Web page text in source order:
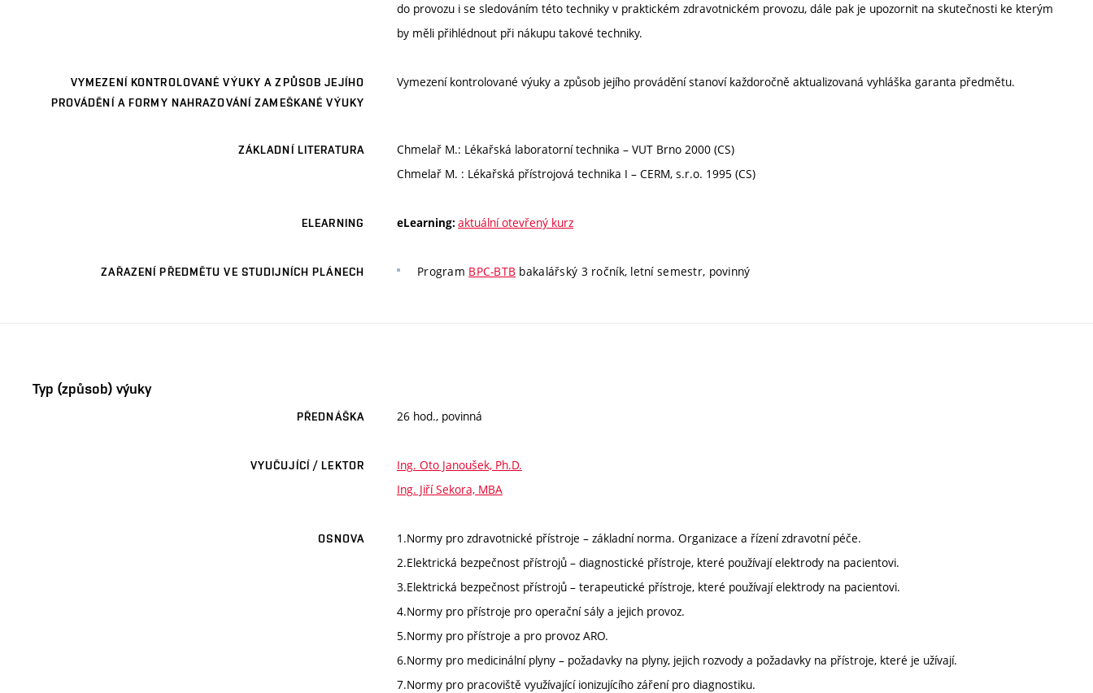
do provozu i se sledováním této techniky v praktickém zdravotnickém provozu, dále pak je upozornit na skutečnosti ke kterým
by měli přihlédnout při nákupu takové techniky.
VYMEZENÍ KONTROLOVANÉ VÝUKY A ZPŮSOB JEJÍHO
PROVÁDĚNÍ A FORMY NAHRAZOVÁNÍ ZAMEŠKANÉ VÝUKY
Vymezení kontrolované výuky a způsob jejího provádění stanoví každoročně aktualizovaná vyhláška garanta předmětu.
ZÁKLADNÍ LITERATURA
Chmelař M.: Lékařská laboratorní technika – VUT Brno 2000 (CS)
Chmelař M. : Lékařská přístrojová technika I – CERM, s.r.o. 1995 (CS)
ELEARNING eLearning: aktuální otevřený kurz
ZAŘAZENÍ PŘEDMĚTU VE STUDIJNÍCH PLÁNECH Program BPC-BTB bakalářský 3 ročník, letní semestr, povinný
Typ (způsob) výuky
PŘEDNÁŠKA 26 hod., povinná
VYUČUJÍCÍ / LEKTOR
Ing. Oto Janoušek, Ph.D.
Ing. Jiří Sekora, MBA
OSNOVA
1.Normy pro zdravotnické přístroje – základní norma. Organizace a řízení zdravotní péče.
2.Elektrická bezpečnost přístrojů – diagnostické přístroje, které používají elektrody na pacientovi.
3.Elektrická bezpečnost přístrojů – terapeutické přístroje, které používají elektrody na pacientovi.
4.Normy pro přístroje pro operační sály a jejich provoz.
5.Normy pro přístroje a pro provoz ARO.
6.Normy pro medicinální plyny – požadavky na plyny, jejich rozvody a požadavky na přístroje, které je užívají.
7.Normy pro pracoviště využívající ionizujícího záření pro diagnostiku.